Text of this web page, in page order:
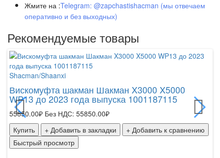
Жмите на :Telegram: @zapchastishacman (мы отвечаем
оперативно и без выходных)
Рекомендуемые товары
Shacman/Shaanxi
Вискомуфта шакман Шакман X3000 X5000
WP13 до 2023 года выпуска 1001187115
55850.00₽ Без НДС: 55850.00₽
Купить
+ Добавить в закладки
+ Добавить к сравнению
Быстрый просмотр